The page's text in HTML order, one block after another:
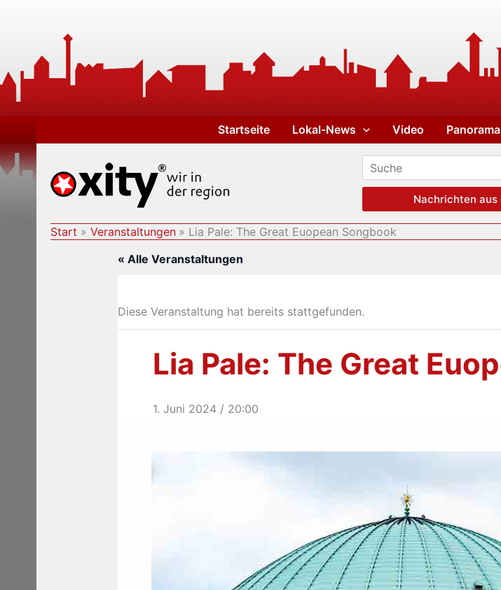
Startseite Lokal-News Video Panorama
Nachrichten aus
Start Veranstaltungen
Lia Pale: The Great Euopean Songbook
« Alle Veranstaltungen
Diese Veranstaltung hat bereits stattgefunden.
Lia Pale: The Great
1. Juni 2024 / 20:00